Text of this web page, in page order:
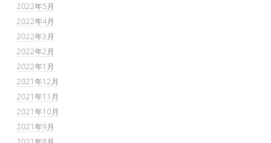
2022年5月
2022年4月
2022年3月
2022年2月
2022年1月
2021年12月
2021年11月
2021年10月
2021年9月